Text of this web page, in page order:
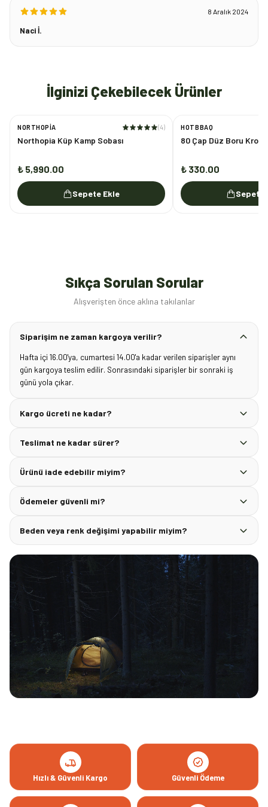
8 Aralık 2024
Naci İ.
İlginizi Çekebilecek Ürünler
NORTHOPIA (4)
Northopia Küp Kamp Sobası
₺ 5,990.00
Sepete Ekle
HOTBBAQ
80 Çap Düz Boru Krom
₺ 330.00
Sepete
Sıkça Sorulan Sorular
Alışverişten önce aklına takılanlar
Siparişim ne zaman kargoya verilir?
Hafta içi 16.00'ya, cumartesi 14.00'a kadar verilen siparişler aynı
gün kargoya teslim edilir. Sonrasındaki siparişler bir sonraki iş
günü yola çıkar.
Kargo ücreti ne kadar?
Teslimat ne kadar sürer?
Ürünü iade edebilir miyim?
Ödemeler güvenli mi?
Beden veya renk değişimi yapabilir miyim?
Hızlı & Güvenli Kargo Güvenli Ödeme